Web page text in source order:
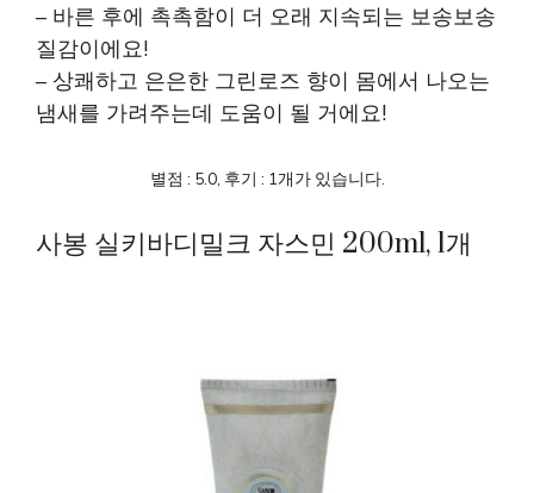
– 바른 후에 촉촉함이 더 오래 지속되는 보송보송
질감이에요!
– 상쾌하고 은은한 그린로즈 향이 몸에서 나오는
냄새를 가려주는데 도움이 될 거에요!
별점 : 5.0, 후기 : 1개가 있습니다.
사봉 실키바디밀크 자스민 200ml, 1개